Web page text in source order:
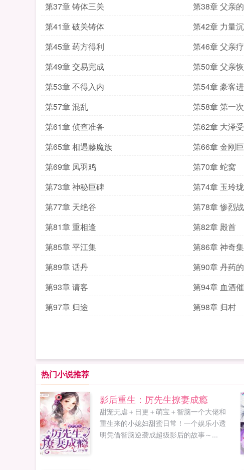
第37章 铸体三关
第38章 父亲
第41章 破关铸体
第42章 力量
第45章 药方得利
第46章 父亲
第49章 交易完成
第50章 父亲
第53章 不得入内
第54章 豪客
第57章 混乱
第58章 第一次
第61章 侦查准备
第62章 大泽
第65章 相遇藤魔族
第66章 金刚
第69章 凤羽鸡
第70章 蛇窝
第73章 神秘巨碑
第74章 玉玲珑
第77章 天绝谷
第78章 惨烈
第81章 重相逢
第82章 殿首
第85章 平江集
第86章 神奇
第89章 话丹
第90章 丹药
第93章 请客
第94章 血酒
第97章 归途
第98章 归村
热门小说推荐
影后重生：厉先生撩妻成瘾
甜宠无虐＋日更＋萌宝＋智脑一个大佬和
重生来的小媳妇甜蜜日常！一个娱乐小透
明凭借智脑逆袭成超级影后的故事～...